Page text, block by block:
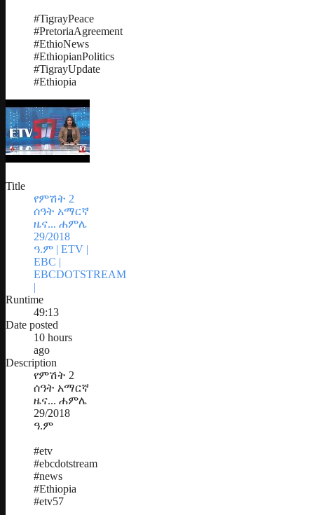
#TigrayPeace
#PretoriaAgreement
#EthioNews
#EthiopianPolitics
#TigrayUpdate
#Ethiopia
Title
የምሽት 2
ሰዓት አማርኛ
ዜና... ሐምሌ
29/2018
ዓ.ም | ETV |
EBC |
EBCDOTSTREAM
|
Runtime
49:13
Date posted
10 hours
ago
Description
የምሽት 2
ሰዓት አማርኛ
ዜና... ሐምሌ
29/2018
ዓ.ም
#etv
#ebcdotstream
#news
#Ethiopia
#etv57